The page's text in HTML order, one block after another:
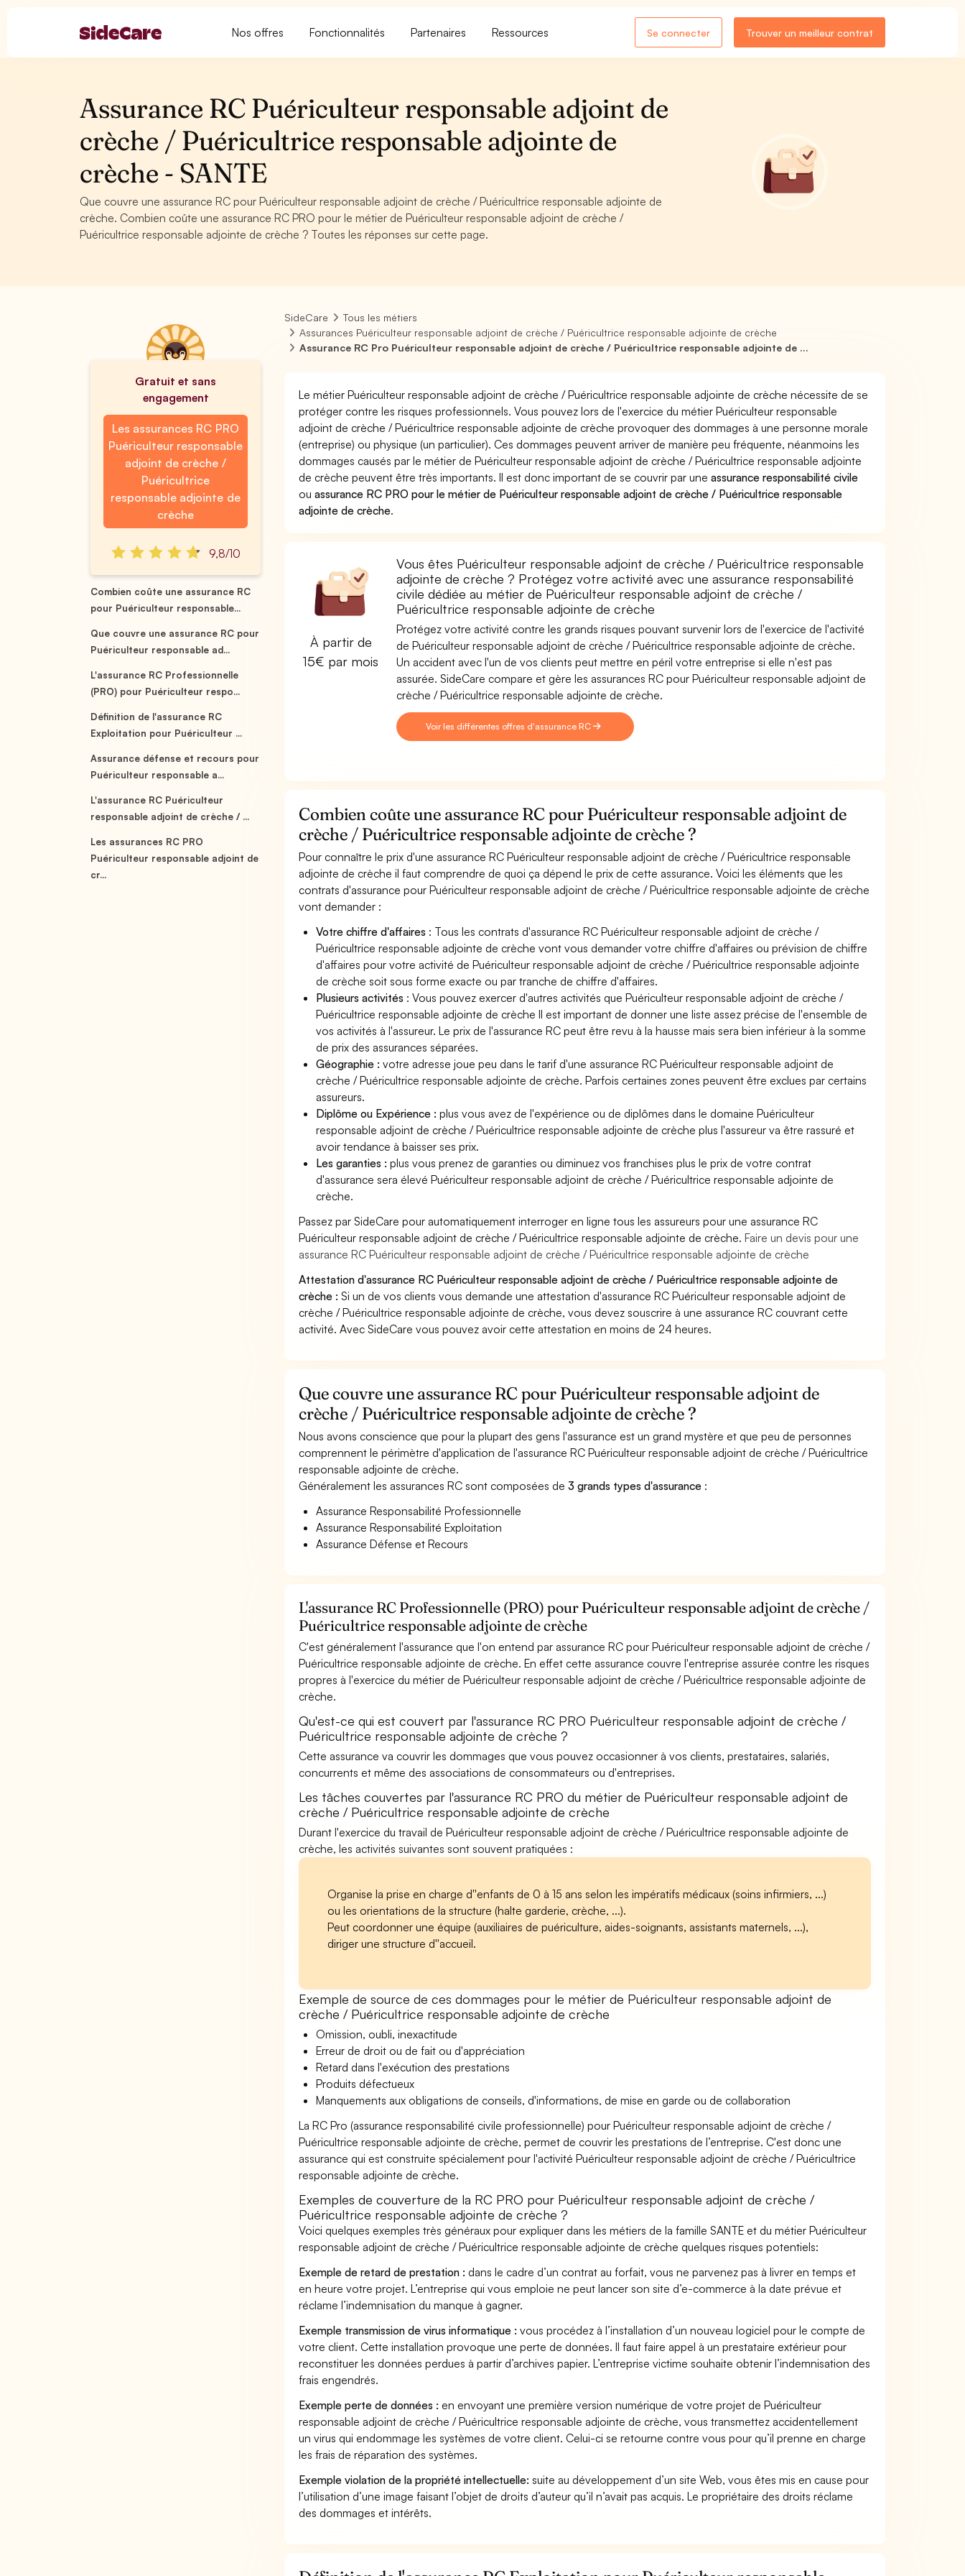
Nos offres Fonctionnalités Partenaires Ressources Se connecter Trouver un meilleur contrat
Assurance RC Puériculteur responsable adjoint de
crèche / Puéricultrice responsable adjointe de
crèche - SANTE
Que couvre une assurance RC pour Puériculteur responsable adjoint de crèche / Puéricultrice responsable adjointe de
crèche. Combien coûte une assurance RC PRO pour le métier de Puériculteur responsable adjoint de crèche /
Puéricultrice responsable adjointe de crèche ? Toutes les réponses sur cette page.
Gratuit et sans
engagement
Les assurances RC PRO
Puériculteur responsable
adjoint de crèche /
Puéricultrice
responsable adjointe de
crèche
9,8/10
Combien coûte une assurance RC
pour Puériculteur responsable...
Que couvre une assurance RC pour
Puériculteur responsable ad...
L'assurance RC Professionnelle
(PRO) pour Puériculteur respo...
Définition de l'assurance RC
Exploitation pour Puériculteur ...
Assurance défense et recours pour
Puériculteur responsable a...
L'assurance RC Puériculteur
responsable adjoint de crèche / ...
Les assurances RC PRO
Puériculteur responsable adjoint de
cr...
SideCare
Tous les métiers
Assurances Puériculteur responsable adjoint de crèche / Puéricultrice responsable adjointe de crèche
Assurance RC Pro Puériculteur responsable adjoint de crèche / Puéricultrice responsable adjointe de ...
Le métier Puériculteur responsable adjoint de crèche / Puéricultrice responsable adjointe de crèche nécessite de se
protéger contre les risques professionnels. Vous pouvez lors de l'exercice du métier Puériculteur responsable
adjoint de crèche / Puéricultrice responsable adjointe de crèche provoquer des dommages à une personne morale
(entreprise) ou physique (un particulier). Ces dommages peuvent arriver de manière peu fréquente, néanmoins les
dommages causés par le métier de Puériculteur responsable adjoint de crèche / Puéricultrice responsable adjointe
de crèche peuvent être très importants. Il est donc important de se couvrir par uneassurance responsabilité civile
ouassurance RC PRO pour le métier de Puériculteur responsable adjoint de crèche / Puéricultrice responsable
adjointe de crèche.
À partir de
15€ par mois
Vous êtes Puériculteur responsable adjoint de crèche / Puéricultrice responsable
adjointe de crèche ? Protégez votre activité avec une assurance responsabilité
civile dédiée au métier de Puériculteur responsable adjoint de crèche /
Puéricultrice responsable adjointe de crèche
Protégez votre activité contre les grands risques pouvant survenir lors de l'exercice de l'activité
de Puériculteur responsable adjoint de crèche / Puéricultrice responsable adjointe de crèche.
Un accident avec l'un de vos clients peut mettre en péril votre entreprise si elle n'est pas
assurée. SideCare compare et gère les assurances RC pour Puériculteur responsable adjoint de
crèche / Puéricultrice responsable adjointe de crèche.
Voir les différentes offres d'assurance RC
Combien coûte une assurance RC pour Puériculteur responsable adjoint de
crèche / Puéricultrice responsable adjointe de crèche ?
Pour connaître le prix d'une assurance RC Puériculteur responsable adjoint de crèche / Puéricultrice responsable
adjointe de crèche il faut comprendre de quoi ça dépend le prix de cette assurance. Voici les éléments que les
contrats d'assurance pour Puériculteur responsable adjoint de crèche / Puéricultrice responsable adjointe de crèche
vont demander :
Votre chiffre d'affaires : Tous les contrats d'assurance RC Puériculteur responsable adjoint de crèche /
Puéricultrice responsable adjointe de crèche vont vous demander votre chiffre d'affaires ou prévision de chiffre
d'affaires pour votre activité de Puériculteur responsable adjoint de crèche / Puéricultrice responsable adjointe
de crèche soit sous forme exacte ou par tranche de chiffre d'affaires.
Plusieurs activités : Vous pouvez exercer d'autres activités que Puériculteur responsable adjoint de crèche /
Puéricultrice responsable adjointe de crèche Il est important de donner une liste assez précise de l'ensemble de
vos activités à l'assureur. Le prix de l'assurance RC peut être revu à la hausse mais sera bien inférieur à la somme
de prix des assurances séparées.
Géographie :votre adresse joue peu dans le tarif d'une assurance RC Puériculteur responsable adjoint de
crèche / Puéricultrice responsable adjointe de crèche. Parfois certaines zones peuvent être exclues par certains
assureurs.
Diplôme ou Expérience :plus vous avez de l'expérience ou de diplômes dans le domaine Puériculteur
responsable adjoint de crèche / Puéricultrice responsable adjointe de crèche plus l'assureur va être rassuré et
avoir tendance à baisser ses prix.
Les garanties :plus vous prenez de garanties ou diminuez vos franchises plus le prix de votre contrat
d'assurance sera élevé Puériculteur responsable adjoint de crèche / Puéricultrice responsable adjointe de
crèche.
Passez par SideCare pour automatiquement interroger en ligne tous les assureurs pour une assurance RC
Puériculteur responsable adjoint de crèche / Puéricultrice responsable adjointe de crèche.Faire un devis pour une
assurance RC Puériculteur responsable adjoint de crèche / Puéricultrice responsable adjointe de crèche
Attestation d'assurance RC Puériculteur responsable adjoint de crèche / Puéricultrice responsable adjointe de
crèche : Si un de vos clients vous demande une attestation d'assurance RC Puériculteur responsable adjoint de
crèche / Puéricultrice responsable adjointe de crèche, vous devez souscrire à une assurance RC couvrant cette
activité. Avec SideCare vous pouvez avoir cette attestation en moins de 24 heures.
Que couvre une assurance RC pour Puériculteur responsable adjoint de
crèche / Puéricultrice responsable adjointe de crèche ?
Nous avons conscience que pour la plupart des gens l'assurance est un grand mystère et que peu de personnes
comprennent le périmètre d'application de l'assurance RC Puériculteur responsable adjoint de crèche / Puéricultrice
responsable adjointe de crèche.
Généralement les assurances RC sont composées de3 grands types d'assurance :
Assurance Responsabilité Professionnelle
Assurance Responsabilité Exploitation
Assurance Défense et Recours
L'assurance RC Professionnelle (PRO) pour Puériculteur responsable adjoint de crèche /
Puéricultrice responsable adjointe de crèche
C'est généralement l'assurance que l'on entend par assurance RC pour Puériculteur responsable adjoint de crèche /
Puéricultrice responsable adjointe de crèche. En effet cette assurance couvre l'entreprise assurée contre les risques
propres à l'exercice du métier de Puériculteur responsable adjoint de crèche / Puéricultrice responsable adjointe de
crèche.
Qu'est-ce qui est couvert par l'assurance RC PRO Puériculteur responsable adjoint de crèche /
Puéricultrice responsable adjointe de crèche ?
Cette assurance va couvrir les dommages que vous pouvez occasionner à vos clients, prestataires, salariés,
concurrents et même des associations de consommateurs ou d'entreprises.
Les tâches couvertes par l'assurance RC PRO du métier de Puériculteur responsable adjoint de
crèche / Puéricultrice responsable adjointe de crèche
Durant l'exercice du travail de Puériculteur responsable adjoint de crèche / Puéricultrice responsable adjointe de
crèche, les activités suivantes sont souvent pratiquées :
Organise la prise en charge d''enfants de 0 à 15 ans selon les impératifs médicaux (soins infirmiers, ...)
ou les orientations de la structure (halte garderie, crèche, ...).
Peut coordonner une équipe (auxiliaires de puériculture, aides-soignants, assistants maternels, ...),
diriger une structure d''accueil.
Exemple de source de ces dommages pour le métier de Puériculteur responsable adjoint de
crèche / Puéricultrice responsable adjointe de crèche
Omission, oubli, inexactitude
Erreur de droit ou de fait ou d'appréciation
Retard dans l'exécution des prestations
Produits défectueux
Manquements aux obligations de conseils, d'informations, de mise en garde ou de collaboration
La RC Pro (assurance responsabilité civile professionnelle) pour Puériculteur responsable adjoint de crèche /
Puéricultrice responsable adjointe de crèche, permet de couvrir les prestations de l’entreprise. C'est donc une
assurance qui est construite spécialement pour l'activité Puériculteur responsable adjoint de crèche / Puéricultrice
responsable adjointe de crèche.
Exemples de couverture de la RC PRO pour Puériculteur responsable adjoint de crèche /
Puéricultrice responsable adjointe de crèche ?
Voici quelques exemples très généraux pour expliquer dans les métiers de la famille SANTE et du métier Puériculteur
responsable adjoint de crèche / Puéricultrice responsable adjointe de crèche quelques risques potentiels:
Exemple de retard de prestation : dans le cadre d’un contrat au forfait, vous ne parvenez pas à livrer en temps et
en heure votre projet. L’entreprise qui vous emploie ne peut lancer son site d’e-commerce à la date prévue et
réclame l’indemnisation du manque à gagner.
Exemple transmission de virus informatique : vous procédez à l’installation d’un nouveau logiciel pour le compte de
votre client. Cette installation provoque une perte de données. Il faut faire appel à un prestataire extérieur pour
reconstituer les données perdues à partir d’archives papier. L’entreprise victime souhaite obtenir l’indemnisation des
frais engendrés.
Exemple perte de données : en envoyant une première version numérique de votre projet de Puériculteur
responsable adjoint de crèche / Puéricultrice responsable adjointe de crèche, vous transmettez accidentellement
un virus qui endommage les systèmes de votre client. Celui-ci se retourne contre vous pour qu’il prenne en charge
les frais de réparation des systèmes.
Exemple violation de la propriété intellectuelle: suite au développement d’un site Web, vous êtes mis en cause pour
l’utilisation d’une image faisant l’objet de droits d’auteur qu’il n’avait pas acquis. Le propriétaire des droits réclame
des dommages et intérêts.